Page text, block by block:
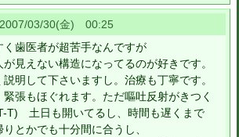
03/30(金) 00:25
く歯医者が超苦手なんですが
見えない構造になってるのが好きです。
明して下さいますし。治療も丁寧です。
張もほぐれます。ただ嘔吐反射がきつく
T) 土日も開いてるし、時間も遅くまで
とかでも十分間に合うし、